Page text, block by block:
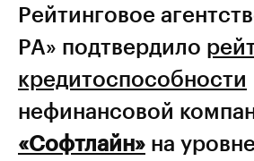
Рейтинговое
РА» подтвердило
кредитоспособности
нефинансовой
«Софтлайн» на